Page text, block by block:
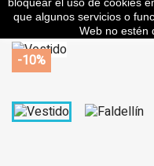
-10%
que algunos servicios o
Web no estén